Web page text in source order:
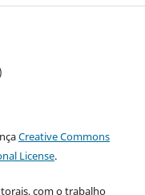
Creative Commons
License.
com o trabalho